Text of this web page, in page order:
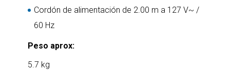
Cordón de alimentación de 2.00 m a 127 V~ /
60 Hz
Peso aprox:
5.7 kg